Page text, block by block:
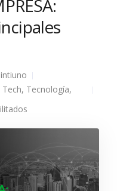
Tech, Tecnología,
los principales usos?